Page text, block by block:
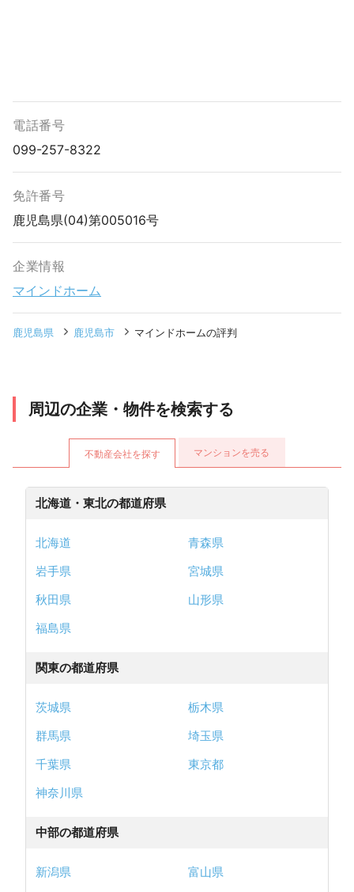
電話番号
099-257-8322
免許番号
鹿児島県(04)第005016号
企業情報
マインドホーム
鹿児島県 鹿児島市 マインドホームの評判
周辺の企業・物件を検索する
不動産会社を探す マンションを売る
北海道・東北の都道府県
北海道
青森県
岩手県
宮城県
秋田県
山形県
福島県
関東の都道府県
茨城県
栃木県
群馬県
埼玉県
千葉県
東京都
神奈川県
中部の都道府県
新潟県
富山県